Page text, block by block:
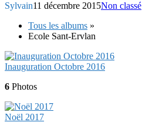
Sylvain11 décembre 2015Non classé
Tous les albums »
Ecole Sant-Ervlan
Inauguration Octobre 2016
6 Photos
Noël 2017